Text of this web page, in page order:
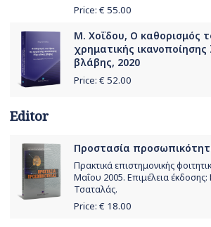
Price: € 55.00
Μ. Χοΐδου, Ο καθορισμός
χρηματικής ικανοποίησης
βλάβης, 2020
Price: € 52.00
Editor
Προστασία
Πρακτικά επιστημονικής
Μαΐου 2005. Επιμέλεια
Τσαταλάς.
Price: € 18.00